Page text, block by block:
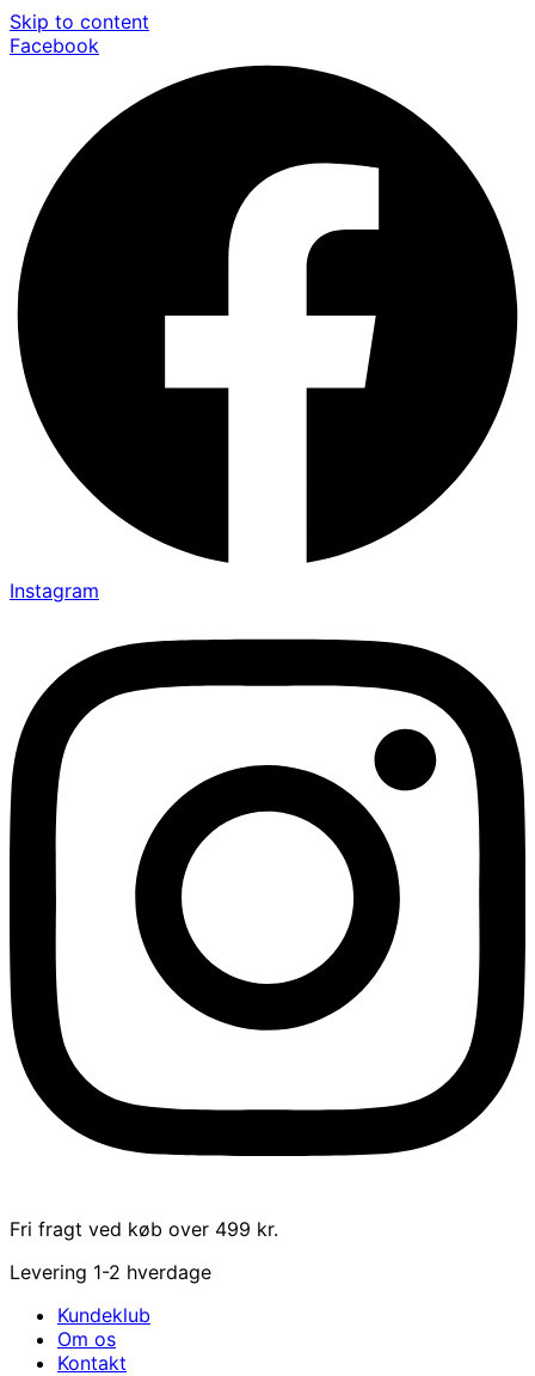
Skip to content
Facebook
Instagram
Fri fragt ved køb over 499 kr.
Levering 1-2 hverdage
Kundeklub
Om os
Kontakt